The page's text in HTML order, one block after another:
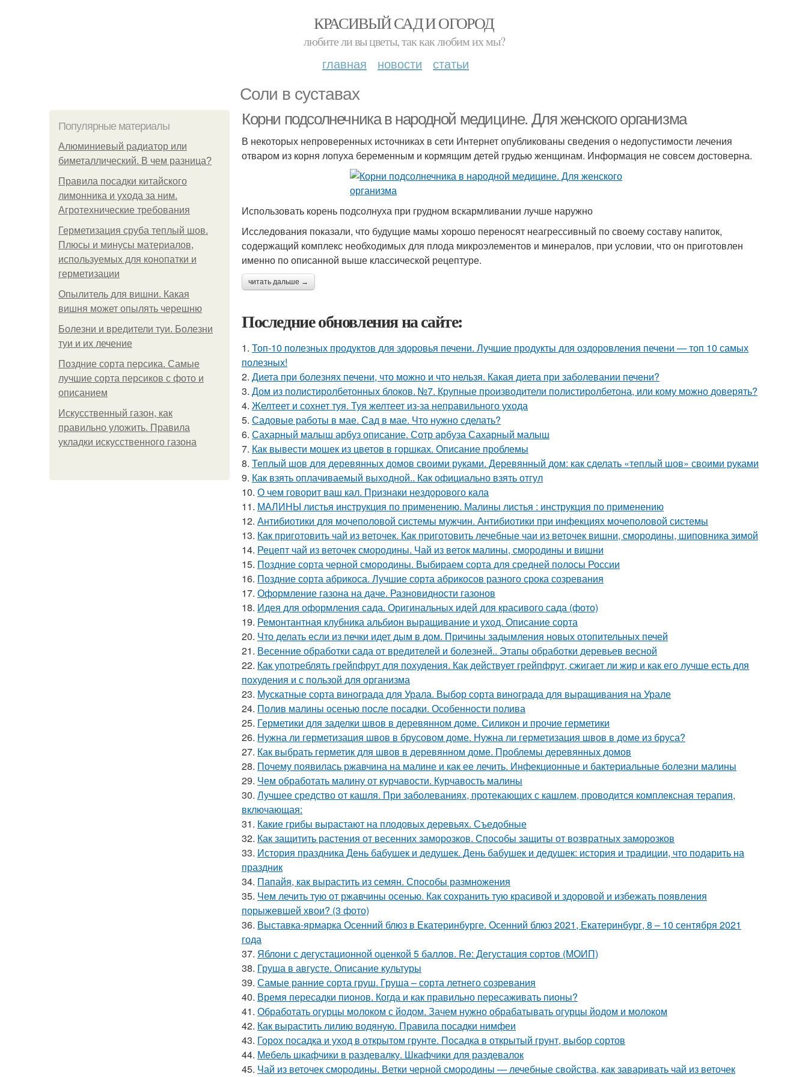
КРАСИВЫЙ САД И ОГОРОД
любите ли вы цветы, так как любим их мы?
главная новости статьи
Соли в суставах
Популярные материалы
Алюминиевый радиатор или
биметаллический. В чем разница?
Правила посадки китайского
лимонника и ухода за ним.
Агротехнические требования
Герметизация сруба теплый шов.
Плюсы и минусы материалов,
используемых для конопатки и
герметизации
Опылитель для вишни. Какая
вишня может опылять черешню
Болезни и вредители туи. Болезни
туи и их лечение
Поздние сорта персика. Самые
лучшие сорта персиков с фото и
описанием
Искусственный газон, как
правильно уложить. Правила
укладки искусственного газона
Корни подсолнечника в народной медицине. Для женского организма
В некоторых непроверенных источниках в сети Интернет опубликованы сведения о недопустимости лечения
отваром из корня лопуха беременным и кормящим детей грудью женщинам. Информация не совсем достоверна.
Использовать корень подсолнуха при грудном вскармливании лучше наружно
Исследования показали, что будущие мамы хорошо переносят неагрессивный по своему составу напиток,
содержащий комплекс необходимых для плода микроэлементов и минералов, при условии, что он приготовлен
именно по описанной выше классической рецептуре.
читать дальше →
Последние обновления на сайте:
1. Топ-10 полезных продуктов для здоровья печени. Лучшие продукты для оздоровления печени — топ 10 самых
полезных!
2. Диета при болезнях печени, что можно и что нельзя. Какая диета при заболевании печени?
3. Дом из полистиролбетонных блоков. №7. Крупные производители полистиролбетона, или кому можно доверять?
4. Желтеет и сохнет туя. Туя желтеет из-за неправильного ухода
5. Садовые работы в мае. Сад в мае. Что нужно сделать?
6. Сахарный малыш арбуз описание. Сотр арбуза Сахарный малыш
7. Как вывести мошек из цветов в горшках. Описание проблемы
8. Теплый шов для деревянных домов своими руками. Деревянный дом: как сделать «теплый шов» своими руками
9. Как взять оплачиваемый выходной.. Как официально взять отгул
10. О чем говорит ваш кал. Признаки нездорового кала
11. МАЛИНЫ листья инструкция по применению. Малины листья : инструкция по применению
12. Антибиотики для мочеполовой системы мужчин. Антибиотики при инфекциях мочеполовой системы
13. Как приготовить чай из веточек. Как приготовить лечебные чаи из веточек вишни, смородины, шиповника зимой
14. Рецепт чай из веточек смородины. Чай из веток малины, смородины и вишни
15. Поздние сорта черной смородины. Выбираем сорта для средней полосы России
16. Поздние сорта абрикоса. Лучшие сорта абрикосов разного срока созревания
17. Оформление газона на даче. Разновидности газонов
18. Идея для оформления сада. Оригинальных идей для красивого сада (фото)
19. Ремонтантная клубника альбион выращивание и уход. Описание сорта
20. Что делать если из печки идет дым в дом. Причины задымления новых отопительных печей
21. Весенние обработки сада от вредителей и болезней.. Этапы обработки деревьев весной
22. Как употреблять грейпфрут для похудения. Как действует грейпфрут, сжигает ли жир и как его лучше есть для
похудения и с пользой для организма
23. Мускатные сорта винограда для Урала. Выбор сорта винограда для выращивания на Урале
24. Полив малины осенью после посадки. Особенности полива
25. Герметики для заделки швов в деревянном доме. Силикон и прочие герметики
26. Нужна ли герметизация швов в брусовом доме. Нужна ли герметизация швов в доме из бруса?
27. Как выбрать герметик для швов в деревянном доме. Проблемы деревянных домов
28. Почему появилась ржавчина на малине и как ее лечить. Инфекционные и бактериальные болезни малины
29. Чем обработать малину от курчавости. Курчавость малины
30. Лучшее средство от кашля. При заболеваниях, протекающих с кашлем, проводится комплексная терапия,
включающая:
31. Какие грибы вырастают на плодовых деревьях. Съедобные
32. Как защитить растения от весенних заморозков. Способы защиты от возвратных заморозков
33. История праздника День бабушек и дедушек. День бабушек и дедушек: история и традиции, что подарить на
праздник
34. Папайя, как вырастить из семян. Способы размножения
35. Чем лечить тую от ржавчины осенью. Как сохранить тую красивой и здоровой и избежать появления
порыжевшей хвои? (3 фото)
36. Выставка-ярмарка Осенний блюз в Екатеринбурге. Осенний блюз 2021, Екатеринбург, 8 – 10 сентября 2021
года
37. Яблони с дегустационной оценкой 5 баллов. Re: Дегустация сортов (МОИП)
38. Груша в августе. Описание культуры
39. Самые ранние сорта груш. Груша – сорта летнего созревания
40. Время пересадки пионов. Когда и как правильно пересаживать пионы?
41. Обработать огурцы молоком с йодом. Зачем нужно обрабатывать огурцы йодом и молоком
42. Как вырастить лилию водяную. Правила посадки нимфеи
43. Горох посадка и уход в открытом грунте. Посадка в открытый грунт, выбор сортов
44. Мебель шкафчики в раздевалку. Шкафчики для раздевалок
45. Чай из веточек смородины. Ветки черной смородины — лечебные свойства, как заваривать чай из веточек